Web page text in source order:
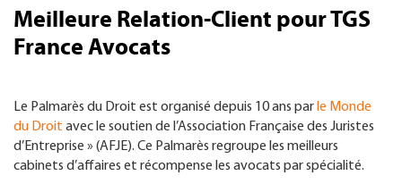
Meilleure Relation-Client pour TGS
France Avocats
Le Palmarès du Droit est organisé depuis 10 ans par le Monde
du Droit avec le soutien de l’Association Française des Juristes
d’Entreprise » (AFJE). Ce Palmarès regroupe les meilleurs
cabinets d’affaires et récompense les avocats par spécialité.